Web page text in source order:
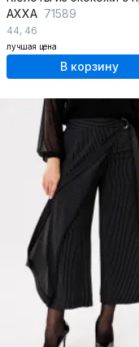
AXXA 71589
44, 46
лучшая цена
В корзину